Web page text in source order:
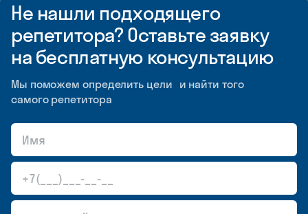
Не нашли подходящего
репетитора? Оставьте заявку
на бесплатную консультацию
Мы поможем определить цели и найти того
самого репетитора